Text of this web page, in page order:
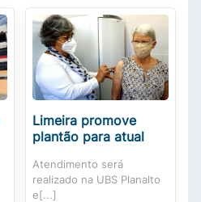
Limeira promove
plantão para atual
Atendimento será
realizado na UBS Planalto
e[...]